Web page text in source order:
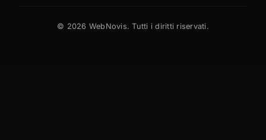
© 2026 WebNovis. Tutti i diritti riservati.